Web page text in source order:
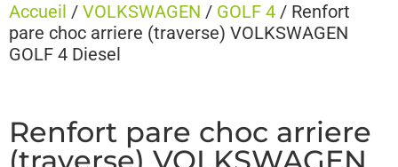
Accueil / VOLKSWAGEN / GOLF 4 / Renfort
pare choc arriere (traverse) VOLKSWAGEN
GOLF 4 Diesel
Renfort pare choc arriere